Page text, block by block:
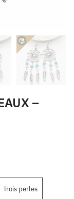
–
Trois perles